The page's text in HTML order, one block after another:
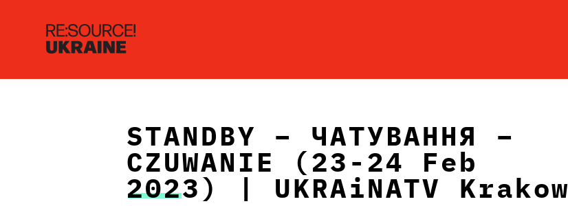
STANDBY – ЧАТУВАННЯ –
CZUWANIE (23-24 Feb
2023) | UKRAiNATV Krakow